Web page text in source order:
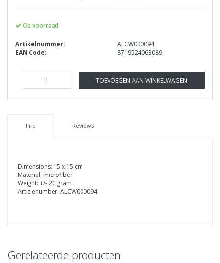
Op voorraad
Artikelnummer:
ALCW000094
EAN Code:
8719524063089
TOEVOEGEN AAN WINKELWAGEN
Info Reviews
Dimensions: 15 x 15 cm
Material: microfiber
Weight: +/- 20 gram
Articlenumber: ALCW000094
Gerelateerde producten